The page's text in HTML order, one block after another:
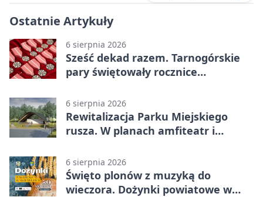
Ostatnie Artykuły
6 sierpnia 2026
Sześć dekad razem. Tarnogórskie
pary świętowały rocznice
6 sierpnia 2026
Rewitalizacja Parku Miejskiego
rusza. W planach amfiteatr i
6 sierpnia 2026
Święto plonów z muzyką do
wieczora. Dożynki powiatowe w